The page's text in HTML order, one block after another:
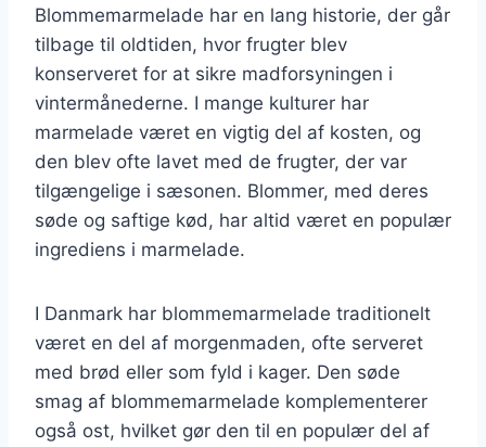
Blommemarmelade har en lang historie, der går
tilbage til oldtiden, hvor frugter blev
konserveret for at sikre madforsyningen i
vintermånederne. I mange kulturer har
marmelade været en vigtig del af kosten, og
den blev ofte lavet med de frugter, der var
tilgængelige i sæsonen. Blommer, med deres
søde og saftige kød, har altid været en populær
ingrediens i marmelade.
I Danmark har blommemarmelade traditionelt
været en del af morgenmaden, ofte serveret
med brød eller som fyld i kager. Den søde
smag af blommemarmelade komplementerer
også ost, hvilket gør den til en populær del af